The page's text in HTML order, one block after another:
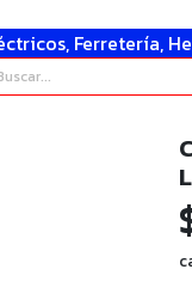
Ferretería,